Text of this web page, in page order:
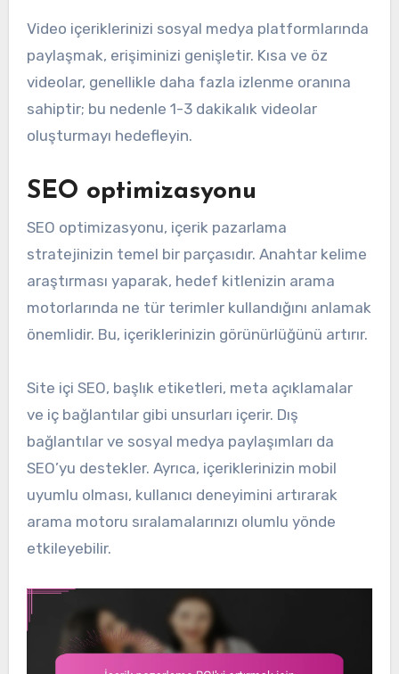
Video içeriklerinizi sosyal medya platformlarında
paylaşmak, erişiminizi genişletir. Kısa ve öz
videolar, genellikle daha fazla izlenme oranına
sahiptir; bu nedenle 1-3 dakikalık videolar
oluşturmayı hedefleyin.
SEO optimizasyonu
SEO optimizasyonu, içerik pazarlama
stratejinizin temel bir parçasıdır. Anahtar kelime
araştırması yaparak, hedef kitlenizin arama
motorlarında ne tür terimler kullandığını anlamak
önemlidir. Bu, içeriklerinizin görünürlüğünü artırır.
Site içi SEO, başlık etiketleri, meta açıklamalar
ve iç bağlantılar gibi unsurları içerir. Dış
bağlantılar ve sosyal medya paylaşımları da
SEO’yu destekler. Ayrıca, içeriklerinizin mobil
uyumlu olması, kullanıcı deneyimini artırarak
arama motoru sıralamalarınızı olumlu yönde
etkileyebilir.